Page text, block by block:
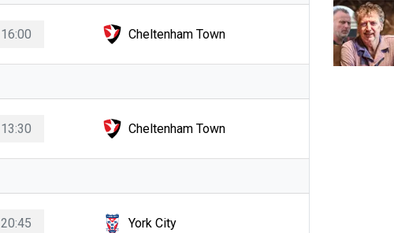
16:00 Cheltenham Town
13:30 Cheltenham Town
20:45 York City